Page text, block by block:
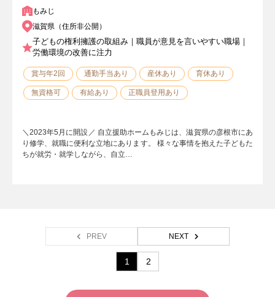
もみじ
滋賀県（住所非公開）
子どもの権利擁護の取組み｜職員が意見を言いやすい職場｜
労働環境の改善に注力
賞与年2回 通勤手当あり 産休あり 育休あり
無資格可 有給あり 正職員登用あり
＼2023年5月に開設／ 自立援助ホームもみじは、滋賀県の彦根市にあ
り修学、就職に便利な立地にあります。 様々な事情を抱えた子どもた
ちが就労・就学しながら、自立…
PREV NEXT
1 2